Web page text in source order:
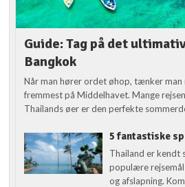
Guide: Tag på det
Bangkok
Når man hører ordet øhop, tænker man
fremmest på Middelhavet. Mange
Thailands øer er den perfekte
5 fantastiske
Thailand er kendt
populære
og afslapning.